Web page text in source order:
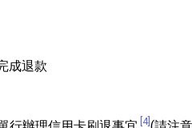
成退款
[4]